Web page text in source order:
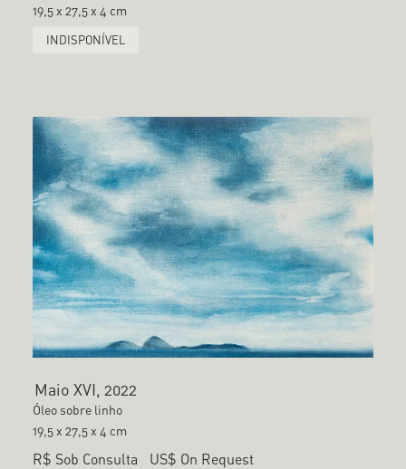
19,5 x 27,5 x 4 cm
INDISPONÍVEL
Maio XVI, 2022
Óleo sobre linho
19,5 x 27,5 x 4 cm
R$ Sob Consulta US$ On Request